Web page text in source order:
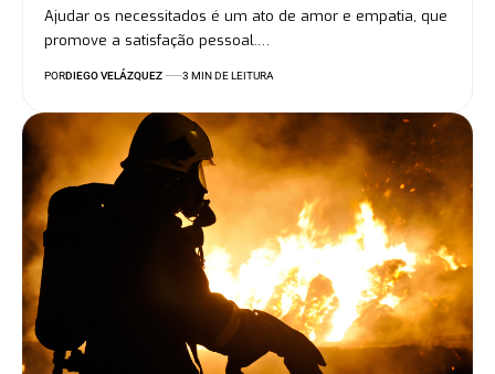
Ajudar os necessitados é um ato de amor e empatia, que
promove a satisfação pessoal.…
PORDIEGO VELÁZQUEZ 3 MIN DE LEITURA